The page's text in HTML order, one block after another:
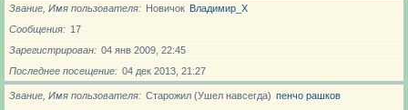
Звание, Имя пользователя Новичoк Владимир_X
Сообщения
17
Зарегистрирован
04 янв 2009, 22:45
Последнее посещение
04 дек 2013, 21:27
Звание, Имя пользователя Старожил (Ушел навсегда) пенчо рашков